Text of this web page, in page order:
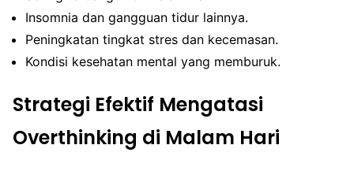
Insomnia dan gangguan tidur lainnya.
Peningkatan tingkat stres dan kecemasan.
Kondisi kesehatan mental yang memburuk.
Strategi Efektif Mengatasi
Overthinking di Malam Hari